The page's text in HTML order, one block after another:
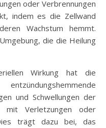
oder Verbrennungen
indem es die Zellwand
Wachstum hemmt.
die die Heilung
Wirkung hat die
und Schwellungen der
mit Verletzungen oder
trägt dazu bei, das